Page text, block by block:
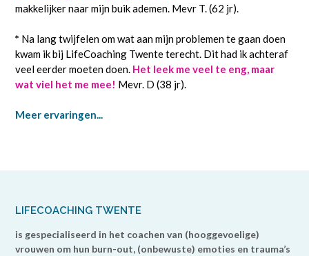
makkelijker naar mijn buik ademen. Mevr T. (62 jr).
* Na lang twijfelen om wat aan mijn problemen te gaan doen
kwam ik bij LifeCoaching Twente terecht. Dit had ik achteraf
veel eerder moeten doen. Het leek me veel te eng, maar
wat viel het me mee! Mevr. D (38 jr).
Meer ervaringen...
LIFECOACHING TWENTE
is gespecialiseerd in het coachen van (hooggevoelige)
vrouwen om hun burn-out, (onbewuste) emoties en trauma’s